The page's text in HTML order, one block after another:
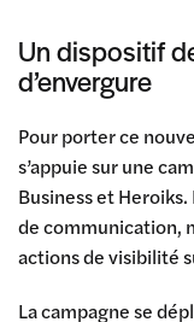
Un dispositif
d’envergure
Pour porter ce
s’appuie sur une
Business et
de communication,
actions de visibilité
La campagne se